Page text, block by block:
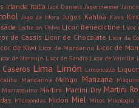
Irlanda Italia Jack Daniel's Jägermeister Jamón
Jugo de Mora Jugos Kahlua Kava
Leche en Polvo Licor Benedictine Licor
de Cassis Licor de Chocolate Licor de
de Kiwi Licor de Mandarina Licor de
de Naranja Licor de Sandía Licor de Vainilla
Lima Limón Limoncello
Mandarina Mango Manzana
Marrasquino Martini Martini Dry Martini
Microondas Midori Miel Mitos Mixología